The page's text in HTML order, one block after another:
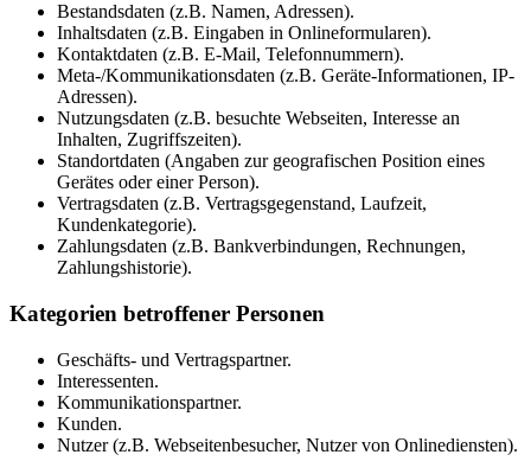
Bestandsdaten (z.B. Namen, Adressen).
Inhaltsdaten (z.B. Eingaben in Onlineformularen).
Kontaktdaten (z.B. E-Mail, Telefonnummern).
Meta-/Kommunikationsdaten (z.B. Geräte-Informationen, IP-
Adressen).
Nutzungsdaten (z.B. besuchte Webseiten, Interesse an
Inhalten, Zugriffszeiten).
Standortdaten (Angaben zur geografischen Position eines
Gerätes oder einer Person).
Vertragsdaten (z.B. Vertragsgegenstand, Laufzeit,
Kundenkategorie).
Zahlungsdaten (z.B. Bankverbindungen, Rechnungen,
Zahlungshistorie).
Kategorien betroffener Personen
Geschäfts- und Vertragspartner.
Interessenten.
Kommunikationspartner.
Kunden.
Nutzer (z.B. Webseitenbesucher, Nutzer von Onlinediensten).